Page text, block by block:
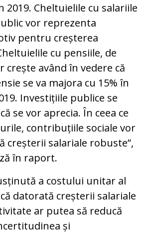
2019. Cheltuielile cu salariile
vor reprezenta
pentru creșterea
cu pensiile, de
crește având în vedere că
se va majora cu 15% în
Investițiile publice se
se vor aprecia. În ceea ce
contribuțiile sociale vor
creșterii salariale robuste”,
în raport.
a costului unitar al
datorată creșterii salariale
ar putea să reducă
și